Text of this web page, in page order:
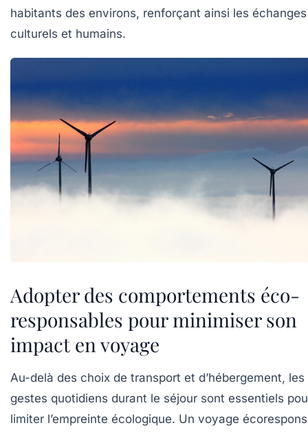
habitants des environs, renforçant ainsi les échanges
culturels et humains.
Adopter des comportements éco-
responsables pour minimiser son
impact en voyage
Au-delà des choix de transport et d’hébergement, les
gestes quotidiens durant le séjour sont essentiels
limiter l’empreinte écologique. Un voyage